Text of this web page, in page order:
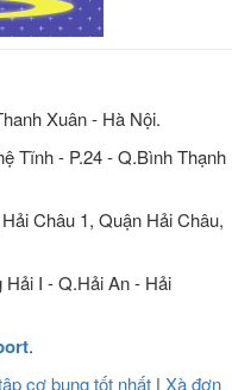
Xuân - Hà Nội.
Tĩnh - P.24 - Q.Bình Thạnh
Châu 1, Quận Hải Châu,
I - Q.Hải An - Hải
.
cơ bụng tốt nhất | Xà đơn